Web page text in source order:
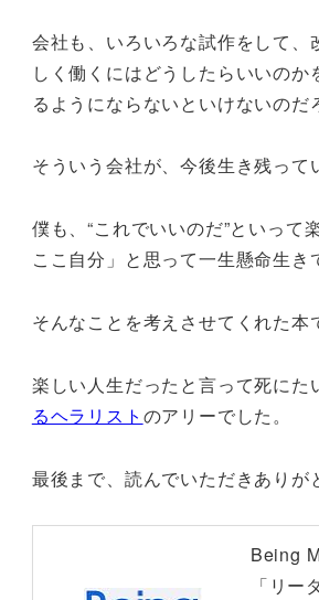
会社も、いろいろな試作をして、
しく働くにはどうしたらいいのか
るようにならないといけないのだ
そういう会社が、今後生き残って
僕も、“これでいいのだ”といって
ここ自分」と思って一生懸命生き
そんなことを考えさせてくれた本
楽しい人生だったと言って死にた
るヘラリスト のアリーでした。
最後まで、読んでいただきありが
Being
「リー